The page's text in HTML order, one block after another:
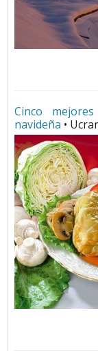
Cinco
navideña •